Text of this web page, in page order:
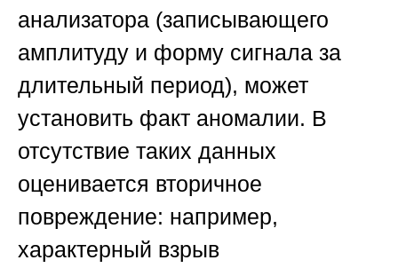
анализатора (записывающего
амплитуду и форму сигнала за
длительный период), может
установить факт аномалии. В
отсутствие таких данных
оценивается вторичное
повреждение: например,
характерный взрыв